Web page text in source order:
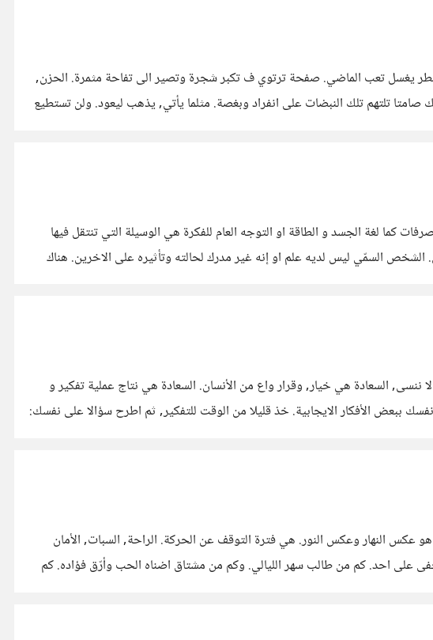
يغسل تعب الماضي. صفحة ترتوي ف تكبر شجرة وتصير الى تفاحة مثمرة. الحزن,
تلتهم تلك النبضات على انفراد وبغصة. مثلما يأتي, يذهب ليعود. ولن تستطيع
لغة الجسد و الطاقة او التوجه العام للفكرة هي الوسيلة التي تنتقل فيها
السمّي ليس لديه علم او إنه غير مدرك لحالته وتأثيره على الاخرين. هناك
مع بداية كل يوم, هناك مجموعة من الامور الفكرية التي لو فعلها الأنسان لاستطاع تغيير مجرى كل اليوم؟ هل توافق ؟ لكي لا ننسى, السعادة هي خيار, وقرار واع من الأنسان. السعادة هي نتاج عملية تفكير و
هو افضل الأوقات التي تسطتيع فيها مشاركه نفسك ببعض الأفكار الايجابية. خذ قليلا من الوقت للتفكير, ثم اطرح سؤالا على نفسك:
هو عكس النهار وعكس النور. هي فترة التوقف عن الحركة. الراحة, السبات, الأمان
على احد. كم من طالب سهر الليالي. وكم من مشتاق اضناه الحب وأرّق فؤاده. كم